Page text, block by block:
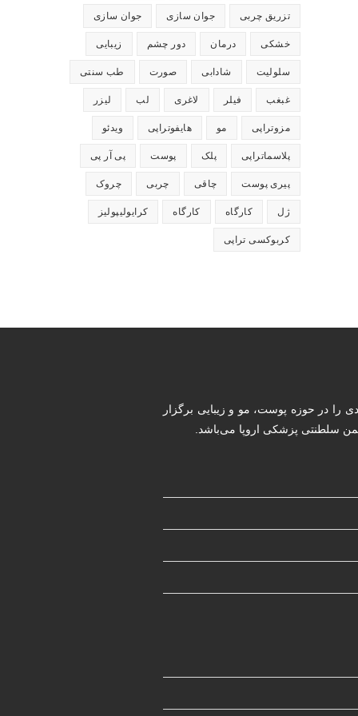
تزریق چربی جوان سازی جوان سازی
خشکی درمان دور چشم زیبایی
سلولیت شادابی صورت طب سنتی
غبغب فیلر لاغری لب لیزر
مزوتراپی مو هایفوتراپی ویدئو
پلاسماتراپی پلک پوست پی آر پی
پیری پوست چاقی چربی چروک
ژل کارگاه کارگاه کرایولیپولیز
کربوکسی تراپی
را در حوزه پوست، مو و زیبایی برگزار